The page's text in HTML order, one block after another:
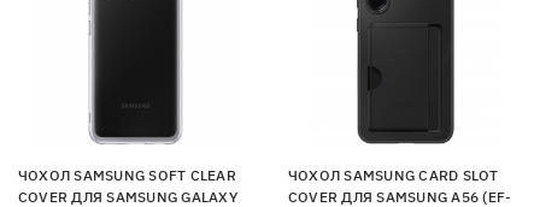
ЧОХОЛ SAMSUNG SOFT CLEAR
COVER ДЛЯ SAMSUNG GALAXY
ЧОХОЛ SAMSUNG CARD SLOT
COVER ДЛЯ SAMSUNG A56 (EF-